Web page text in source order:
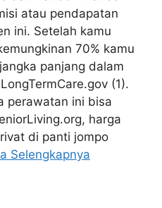
atau pendapatan
ini. Setelah kamu
70% kamu
panjang dalam
(1).
perawatan ini bisa
harga
di panti jompo
Selengkapnya